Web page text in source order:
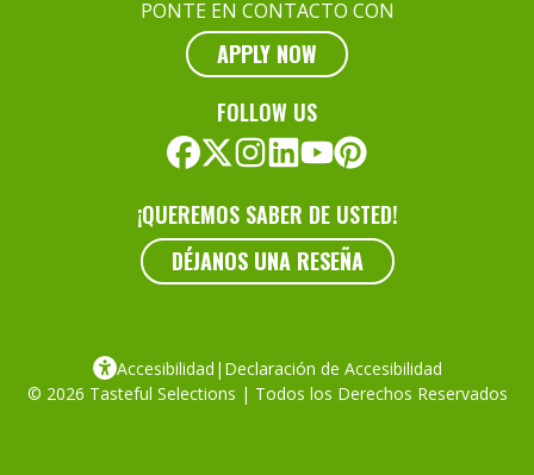
PONTE EN CONTACTO CON
APPLY NOW
FOLLOW US
¡QUEREMOS SABER DE USTED!
DÉJANOS UNA RESEÑA
Accesibilidad | Declaración de Accesibilidad
© 2026 Tasteful Selections | Todos los Derechos Reservados